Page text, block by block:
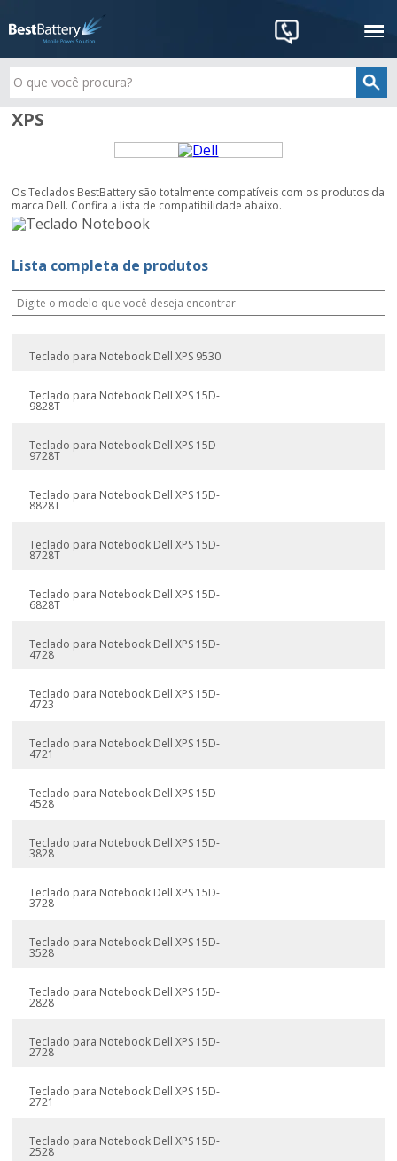
XPS
Os Teclados BestBattery são totalmente compatíveis com os produtos da
marca Dell. Confira a lista de compatibilidade abaixo.
Lista completa de produtos
Teclado para Notebook Dell XPS 9530
Teclado para Notebook Dell XPS 15D-
9828T
Teclado para Notebook Dell XPS 15D-
9728T
Teclado para Notebook Dell XPS 15D-
8828T
Teclado para Notebook Dell XPS 15D-
8728T
Teclado para Notebook Dell XPS 15D-
6828T
Teclado para Notebook Dell XPS 15D-
4728
Teclado para Notebook Dell XPS 15D-
4723
Teclado para Notebook Dell XPS 15D-
4721
Teclado para Notebook Dell XPS 15D-
4528
Teclado para Notebook Dell XPS 15D-
3828
Teclado para Notebook Dell XPS 15D-
3728
Teclado para Notebook Dell XPS 15D-
3528
Teclado para Notebook Dell XPS 15D-
2828
Teclado para Notebook Dell XPS 15D-
2728
Teclado para Notebook Dell XPS 15D-
2721
Teclado para Notebook Dell XPS 15D-
2528